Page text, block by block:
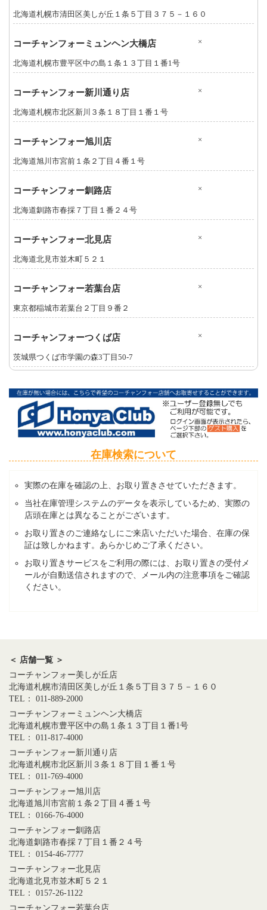
北海道札幌市清田区美しが丘１条５丁目３７５－１６０
コーチャンフォーミュンヘン大橋店 ×
北海道札幌市豊平区中の島１条１３丁目１番1号
コーチャンフォー新川通り店 ×
北海道札幌市北区新川３条１８丁目１番１号
コーチャンフォー旭川店 ×
北海道旭川市宮前１条２丁目４番１号
コーチャンフォー釧路店 ×
北海道釧路市春採７丁目１番２４号
コーチャンフォー北見店 ×
北海道北見市並木町５２１
コーチャンフォー若葉台店 ×
東京都稲城市若葉台２丁目９番２
コーチャンフォーつくば店 ×
茨城県つくば市学園の森3丁目50-7
在庫検索について
実際の在庫を確認の上、お取り置きさせていただきます。
当社在庫管理システムのデータを表示しているため、実際の
店頭在庫とは異なることがございます。
お取り置きのご連絡なしにご来店いただいた場合、在庫の保
証は致しかねます。あらかじめご了承ください。
お取り置きサービスをご利用の際には、お取り置きの受付メ
ールが自動送信されますので、メール内の注意事項をご確認
ください。
＜ 店舗一覧 ＞
コーチャンフォー美しが丘店
北海道札幌市清田区美しが丘１条５丁目３７５－１６０
TEL： 011-889-2000
コーチャンフォーミュンヘン大橋店
北海道札幌市豊平区中の島１条１３丁目１番1号
TEL： 011-817-4000
コーチャンフォー新川通り店
北海道札幌市北区新川３条１８丁目１番１号
TEL： 011-769-4000
コーチャンフォー旭川店
北海道旭川市宮前１条２丁目４番１号
TEL： 0166-76-4000
コーチャンフォー釧路店
北海道釧路市春採７丁目１番２４号
TEL： 0154-46-7777
コーチャンフォー北見店
北海道北見市並木町５２１
TEL： 0157-26-1122
コーチャンフォー若葉台店